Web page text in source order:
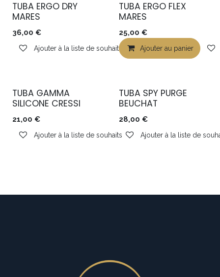
TUBA ERGO DRY
MARES
36,00 €
Ajouter à la liste de souhaits
TUBA ERGO FLEX
MARES
25,00 €
Ajouter au panier
TUBA GAMMA
SILICONE CRESSI
21,00 €
Ajouter à la liste de souhaits
TUBA SPY PURGE
BEUCHAT
28,00 €
Ajouter à la liste de